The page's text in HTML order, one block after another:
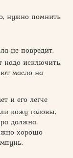
нужно помнить
не повредит.
исключить.
масло на
и его легче
кожу головы,
должна
хорошо